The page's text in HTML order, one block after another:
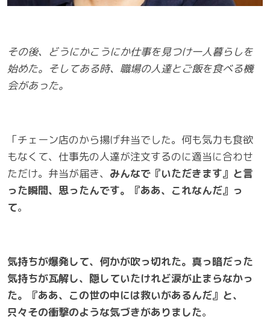
その後、どうにかこうにか仕事を見つけ一人暮らしを
始めた。そしてある時、職場の人達とご飯を食べる機
会があった。
「チェーン店のから揚げ弁当でした。何も気力も食欲
もなくて、仕事先の人達が注文するのに適当に合わせ
ただけ。弁当が届き、 みんなで『いただきます』と言
った瞬間、思ったんです。『ああ、これなんだ』っ
て。
気持ちが爆発して、何かが吹っ切れた。真っ暗だった
気持ちが瓦解し、隠していたけれど涙が止まらなかっ
た。『ああ、この世の中には救いがあるんだ』と、
只々その衝撃のような気づきがありました。